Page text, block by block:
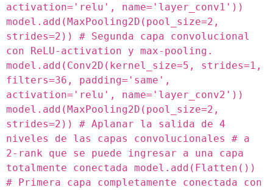
activation='relu', name='layer_conv1'))
model.add(MaxPooling2D(pool_size=2,
strides=2)) # Segunda capa convolucional
con ReLU-activation y max-pooling.
model.add(Conv2D(kernel_size=5, strides=1,
filters=36, padding='same',
activation='relu', name='layer_conv2'))
model.add(MaxPooling2D(pool_size=2,
strides=2)) # Aplanar la salida de 4
niveles de las capas convolucionales # a
2-rank que se puede ingresar a una capa
totalmente conectada model.add(Flatten())
# Primera capa completamente conectada con